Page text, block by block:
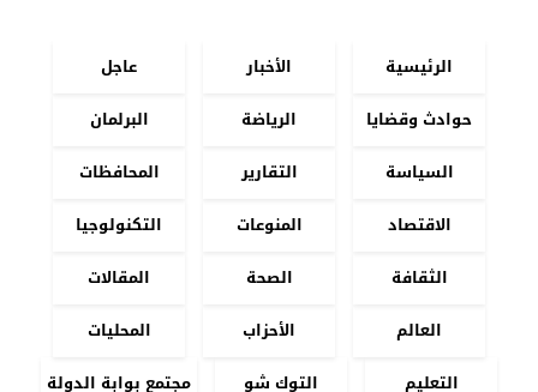
الرئيسية الأخبار
عاجل
حوادث وقضايا
الرياضة
البرلمان
السياسة
التقارير
المحافظات
الاقتصاد
المنوعات
التكنولوجيا
الثقافة
الصحة
المقالات
العالم
الأحزاب
المحليات
التعليم
التوك شو مجتمع بوابة الدولة